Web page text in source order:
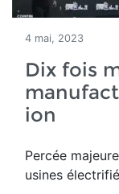
4 mai, 2023
Dix fois
ion
Percée
usines